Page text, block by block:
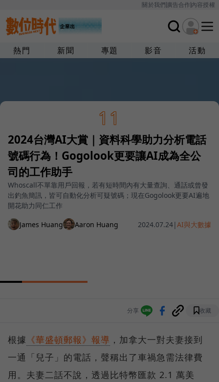
關於我們廣告合作內容授權
熱門 新聞 專題 影音 活動
11
2024台灣AI大賞｜資料科學助力分析電話
號碼行為！Gogolook更要讓AI成為全公
司的工作助手
Whoscall不單靠用戶回報，若有短時間內有大量查詢、通話或曾發
出釣魚簡訊，皆可自動化分析可疑號碼；現在Gogolook更要AI遍地
開花助力同仁工作
James Huang Aaron Huang 2024.07.24|AI與大數據
分享 收藏
根據 《華盛頓郵報》報導 ，加拿大一對夫妻接到
一通「兒子」的電話，聲稱出了車禍急需法律費
用。夫妻二話不說，透過比特幣匯款 2.1 萬美